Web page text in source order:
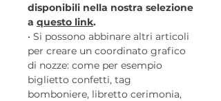
disponibili nella nostra selezione
a questo link.
• Si possono abbinare altri articoli
per creare un coordinato grafico
di nozze: come per esempio
biglietto confetti, tag
bomboniere, libretto cerimonia,